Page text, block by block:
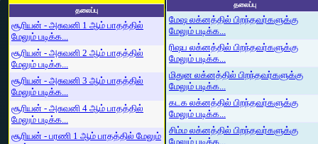
தலைப்பு
சூரியன் - அசுவனி 1 ஆம் பாதத்தில்
மேலும் படிக்க...
சூரியன் - அசுவனி 2 ஆம் பாதத்தில்
மேலும் படிக்க...
சூரியன் - அசுவனி 3 ஆம் பாதத்தில்
மேலும் படிக்க...
சூரியன் - அசுவனி 4 ஆம் பாதத்தில்
மேலும் படிக்க...
சூரியன் - பரணி 1 ஆம் பாதத்தில் மேலும்
தலைப்பு
மேஷ லக்னத்தில் பிறந்தவர்களுக்கு
மேலும் படிக்க...
ரிஷப லக்னத்தில் பிறந்தவர்களுக்கு
மேலும் படிக்க...
மிதுன லக்னத்தில் பிறந்தவர்களுக்கு
மேலும் படிக்க...
கடக லக்னத்தில் பிறந்தவர்களுக்கு
மேலும் படிக்க...
சிம்ம லக்னத்தில் பிறந்தவர்களுக்கு
மேலும் படிக்க...